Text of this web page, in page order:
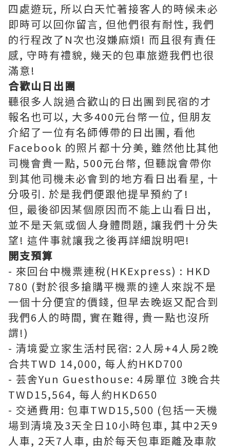
四處遊玩, 所以白天忙著接客人的時候未必
即時可以回你留言, 但他們很有耐性, 我們
的行程改了N次也沒嫌麻煩! 而且很有責任
感, 守時有禮貌, 幾天的包車旅遊我們也很
滿意!
合歡山日出團
聽很多人說過合歡山的日出團到民宿的才
報名也可以, 大多400元台幣一位, 但朋友
介紹了一位有名師傅帶的日出團, 看他
Facebook 的照片都十分美, 雖然他比其他
司機會貴一點, 500元台幣, 但聽說會帶你
到其他司機未必會到的地方看日出看星, 十
分吸引. 於是我們便跟他提早預約了!
但, 最後卻因某個原因而不能上山看日出,
並不是天氣或個人身體問題, 讓我們十分失
望! 這件事就讓我之後再詳細說明吧!
開支預算
- 來回台中機票連稅(HKExpress) : HKD
780 (對於很多搶購平機票的達人來說不是
一個十分便宜的價錢, 但早去晚返又配合到
我們6人的時間, 實在難得, 貴一點也沒所
謂!)
- 清境愛立家生活村民宿: 2人房+4人房2晚
合共TWD 14,000, 每人約HKD700
- 芸舍Yun Guesthouse: 4房單位 3晚合共
TWD15,564, 每人約HKD650
- 交通費用: 包車TWD15,500 (包括一天機
場到清境及3天全日10小時包車, 其中2天9
人車, 2天7人車, 由於每天包車距離及車款